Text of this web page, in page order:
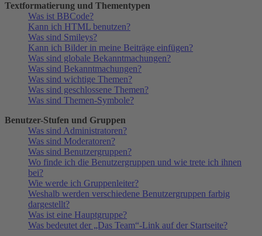
Textformatierung und Thementypen
Was ist BBCode?
Kann ich HTML benutzen?
Was sind Smileys?
Kann ich Bilder in meine Beiträge einfügen?
Was sind globale Bekanntmachungen?
Was sind Bekanntmachungen?
Was sind wichtige Themen?
Was sind geschlossene Themen?
Was sind Themen-Symbole?
Benutzer-Stufen und Gruppen
Was sind Administratoren?
Was sind Moderatoren?
Was sind Benutzergruppen?
Wo finde ich die Benutzergruppen und wie trete ich ihnen
bei?
Wie werde ich Gruppenleiter?
Weshalb werden verschiedene Benutzergruppen farbig
dargestellt?
Was ist eine Hauptgruppe?
Was bedeutet der „Das Team“-Link auf der Startseite?